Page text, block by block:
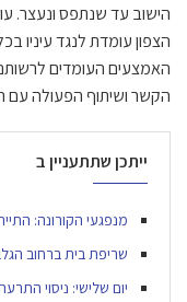
הישוב עד שנתפס ונעצר.
הצפון עומדת לנגד עיניו
האמצעים העומדים
הקשר ושיתוף הפעולה עם
ייתכן שתתעניין ב
מנפגעי הקורונה:
שריפת בית ברחוב
יום שלישי: ניסוי